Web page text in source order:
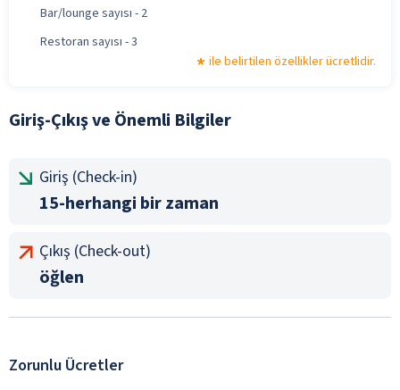
Bar/lounge sayısı - 2
Restoran sayısı - 3
ile belirtilen özellikler ücretlidir.
Giriş-Çıkış ve Önemli Bilgiler
Giriş (Check-in)
15-herhangi bir zaman
Çıkış (Check-out)
öğlen
Zorunlu Ücretler